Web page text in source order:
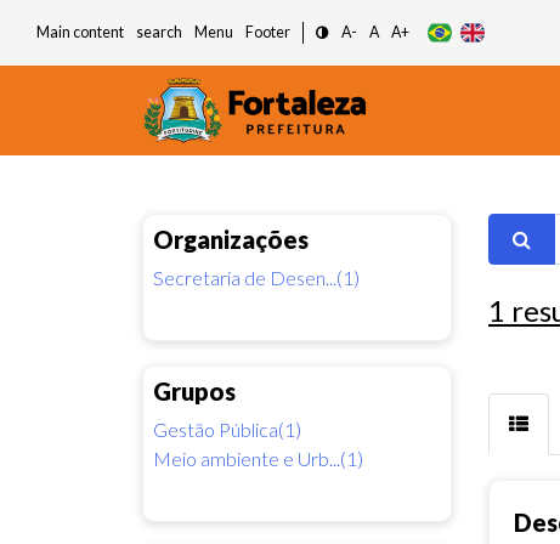
Main content search Menu Footer A- A A+
Organizações
Secretaria de Desen...(1)
Grupos
Gestão Pública(1)
Meio ambiente e Urb...(1)
1